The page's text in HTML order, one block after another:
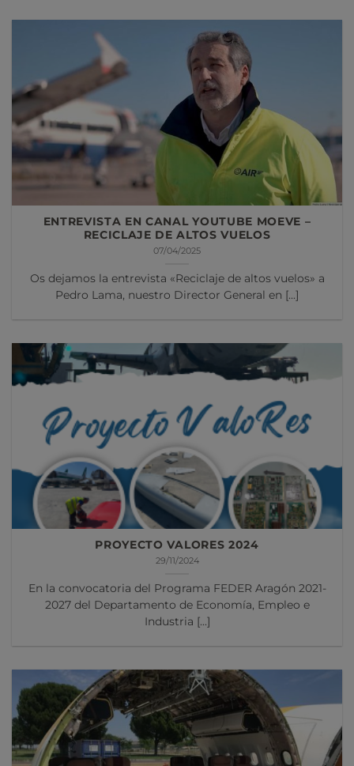
ENTREVISTA EN CANAL YOUTUBE MOEVE –
RECICLAJE DE ALTOS VUELOS
07/04/2025
Os dejamos la entrevista «Reciclaje de altos vuelos» a
Pedro Lama, nuestro Director General en [...]
PROYECTO VALORES 2024
29/11/2024
En la convocatoria del Programa FEDER Aragón 2021-
2027 del Departamento de Economía, Empleo e
Industria [...]